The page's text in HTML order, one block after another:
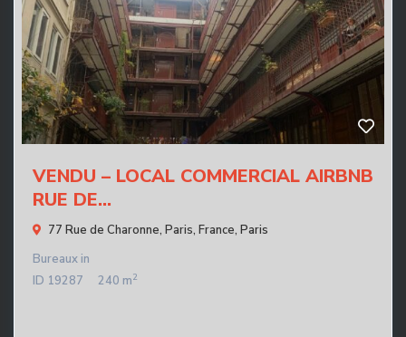
VENDU – LOCAL COMMERCIAL AIRBNB
RUE DE...
77 Rue de Charonne, Paris, France, Paris
Bureaux in
ID 19287 240 m2